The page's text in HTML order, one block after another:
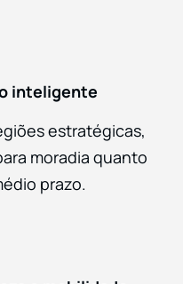
inteligente
estratégicas,
moradia quanto
prazo.